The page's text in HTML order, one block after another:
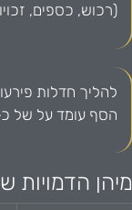
(רכוש, כספים,
הסף עומד על של כ- 50 אלף ₪ באנשים פרטיים ו-75 אלף ₪
מיהן הדמויות